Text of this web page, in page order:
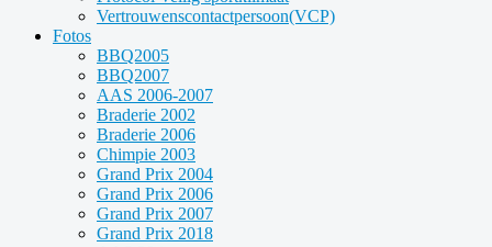
Vertrouwenscontactpersoon(VCP)
Fotos
BBQ2005
BBQ2007
AAS 2006-2007
Braderie 2002
Braderie 2006
Chimpie 2003
Grand Prix 2004
Grand Prix 2006
Grand Prix 2007
Grand Prix 2018